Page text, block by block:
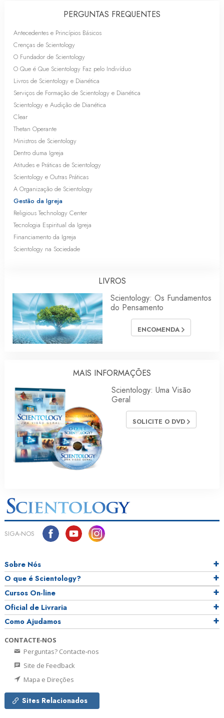
PERGUNTAS FREQUENTES
Antecedentes e Princípios Básicos
Crenças de Scientology
O Fundador de Scientology
O Que é Que Scientology Faz pelo Indivíduo
Livros de Scientology e Dianética
Serviços de Formação de Scientology e Dianética
Scientology e Audição de Dianética
Clear
Thetan Operante
Ministros de Scientology
Dentro duma Igreja
Atitudes e Práticas de Scientology
Scientology e Outras Práticas
A Organização de Scientology
Gestão da Igreja
Religious Technology Center
Tecnologia Espiritual da Igreja
Financiamento da Igreja
Scientology na Sociedade
LIVROS
Scientology: Os Fundamentos
do Pensamento
ENCOMENDA
MAIS INFORMAÇÕES
Scientology: Uma Visão
Geral
SOLICITE O DVD
SIGA‑NOS
Sobre Nós
O que é Scientology?
Cursos On‑line
Oficial de Livraria
Como Ajudamos
CONTACTE‑NOS
Perguntas? Contacte‑nos
Site de Feedback
Mapa e Direções
Sites Relacionados